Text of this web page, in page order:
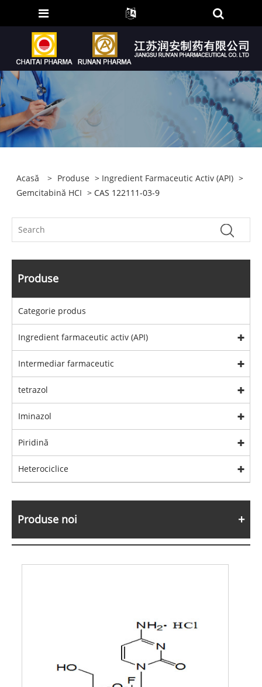
Acasă > Produse > Ingredient Farmaceutic Activ (API) >
Gemcitabină HCI > CAS 122111-03-9
Produse
Categorie produs
Ingredient farmaceutic activ (API)
Intermediar farmaceutic
tetrazol
Iminazol
Piridină
Heterociclice
Produse noi